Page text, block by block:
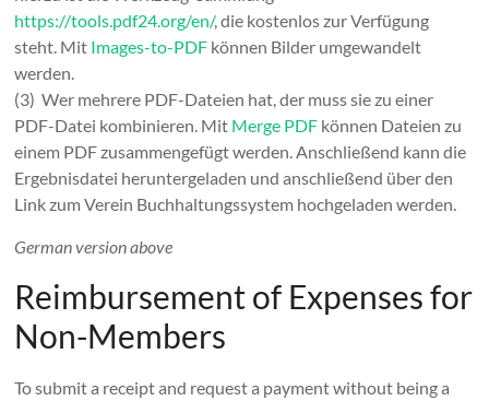
https://tools.pdf24.org/en/, die kostenlos zur Verfügung
steht. Mit Images-to-PDF können Bilder umgewandelt
werden.
(3) Wer mehrere PDF-Dateien hat, der muss sie zu einer
PDF-Datei kombinieren. Mit Merge PDF können Dateien zu
einem PDF zusammengefügt werden. Anschließend kann die
Ergebnisdatei heruntergeladen und anschließend über den
Link zum Verein Buchhaltungssystem hochgeladen werden.
German version above
Reimbursement of Expenses for
Non-Members
To submit a receipt and request a payment without being a